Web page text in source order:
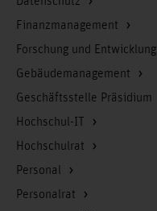
Finanzmanagement
Forschung und Entwicklung
Gebäudemanagement
Geschäftsstelle Präsidium
Hochschul-IT
Hochschulrat
Personal
Personalrat